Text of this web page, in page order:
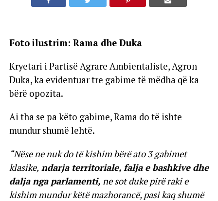
Foto ilustrim: Rama dhe Duka
Kryetari i Partisë Agrare Ambientaliste, Agron
Duka, ka evidentuar tre gabime të mëdha që ka
bërë opozita.
Ai tha se pa këto gabime, Rama do të ishte
mundur shumë lehtë.
“Nëse ne nuk do të kishim bërë ato 3 gabimet
klasike, ndarja territoriale, falja e bashkive dhe
dalja nga parlamenti, ne sot duke pirë raki e
kishim mundur këtë mazhorancë, pasi kaq shumë